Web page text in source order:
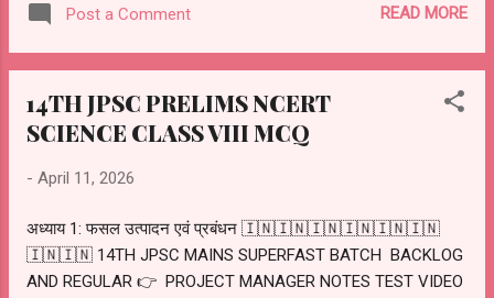
🇮🇳🇮🇳🇮🇳🇮🇳🇮🇳 RENESHA IAS 14TH
JPSC MAINS SUPERFAST BATCH BACKLOG
BATCH 👉 PROJECT MANAGER NOTES
TEST VIDEO INTERVIEW 9661163344 BY
जनजातियाँ हैं जो सामाजिक-आर्थिक रूप से सबसे अधिक
पिछड़ी मानी जाती हैं। इनकी प्रमुख विशेषताएँ: जनसंख्या
बहुत कम या घटती हुई साक्षरता दर बहुत कम पारंपरिक/
Post a Comment READ MORE
14TH JPSC PRELIMS NCERT
SCIENCE CLASS VIII MCQ
- April 11, 2026
अध्याय 1: फसल उत्पादन एवं प्रबंधन 🇮🇳🇮🇳🇮🇳🇮🇳🇮🇳🇮🇳
🇮🇳🇮🇳 14TH JPSC MAINS SUPERFAST BATCH BACKLOG
AND REGULAR 👉 PROJECT MANAGER NOTES TEST VIDEO